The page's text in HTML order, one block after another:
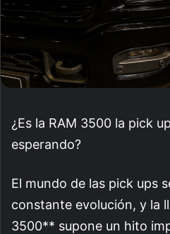
¿Es la RAM 3500 la pick
esperando?
El mundo de las pick ups
constante evolución, y la
3500** supone un hito